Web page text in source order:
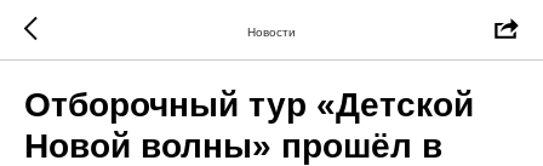
Новости
Отборочный тур «Детской
Новой волны» прошёл в